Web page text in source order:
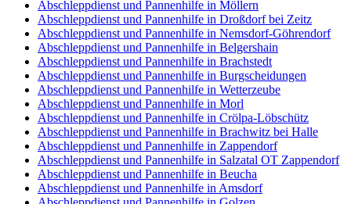
Abschleppdienst und Pannenhilfe in Möllern
Abschleppdienst und Pannenhilfe in Droßdorf bei Zeitz
Abschleppdienst und Pannenhilfe in Nemsdorf-Göhrendorf
Abschleppdienst und Pannenhilfe in Belgershain
Abschleppdienst und Pannenhilfe in Brachstedt
Abschleppdienst und Pannenhilfe in Burgscheidungen
Abschleppdienst und Pannenhilfe in Wetterzeube
Abschleppdienst und Pannenhilfe in Morl
Abschleppdienst und Pannenhilfe in Crölpa-Löbschütz
Abschleppdienst und Pannenhilfe in Brachwitz bei Halle
Abschleppdienst und Pannenhilfe in Zappendorf
Abschleppdienst und Pannenhilfe in Salzatal OT Zappendorf
Abschleppdienst und Pannenhilfe in Beucha
Abschleppdienst und Pannenhilfe in Amsdorf